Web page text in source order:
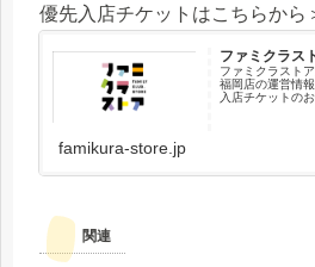
優先入店チケットはこちらから
ファミクラス
ファミクラスト
福岡店の運営情
入店チケットの
famikura-store.jp
関連